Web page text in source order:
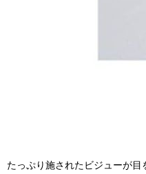
たっぷり施されたビジューが目